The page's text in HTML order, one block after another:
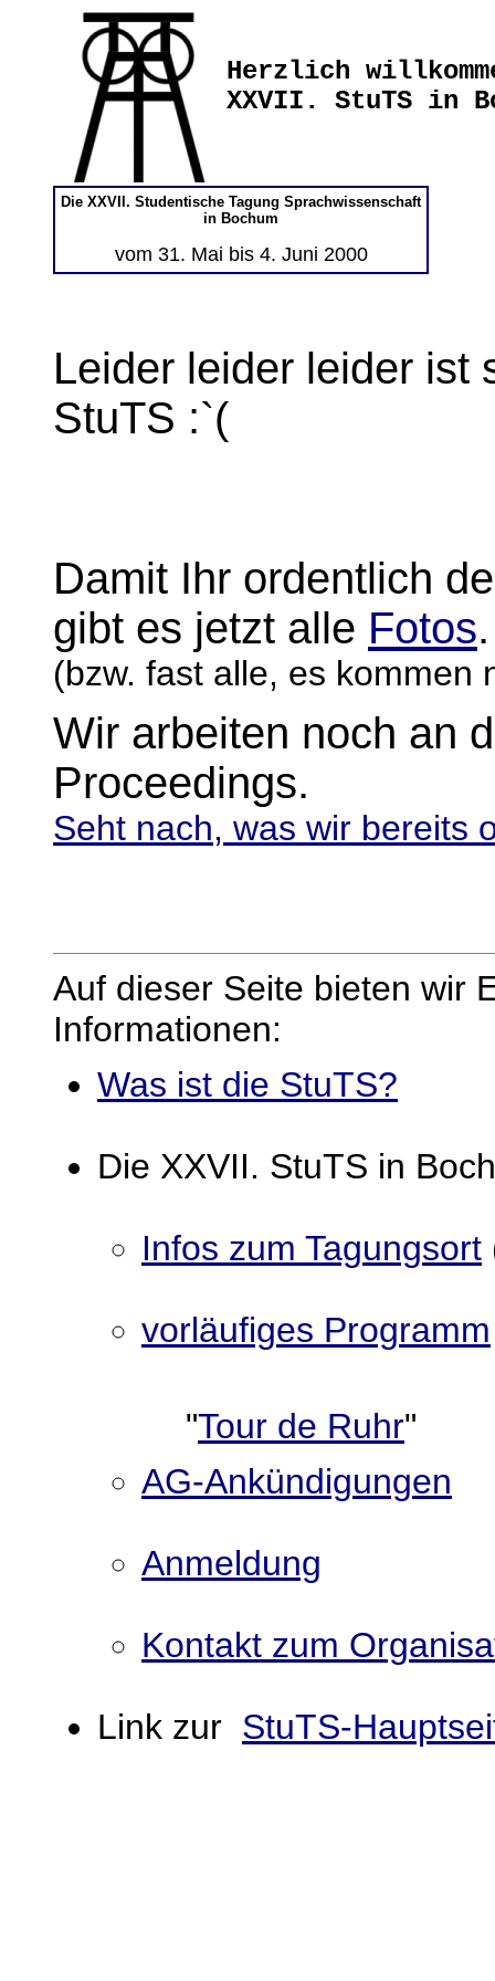
Herzlich
XXVII. StuTS in
Die XXVII. Studentische Tagung Sprachwissenschaft
in Bochum
vom 31. Mai bis 4. Juni 2000
Leider leider leider ist
StuTS :`(
Damit Ihr ordentlich
gibt es jetzt alle Fotos.
(bzw. fast alle, es kommen
Wir arbeiten noch an
Proceedings.
Seht nach, was wir bereits
Auf dieser Seite bieten wir
Informationen:
Was ist die StuTS?
Die XXVII. StuTS in
Infos zum Tagungsort
vorläufiges Programm
"Tour de Ruhr"
AG-Ankündigungen
Anmeldung
Kontakt zum
Link zur StuTS-